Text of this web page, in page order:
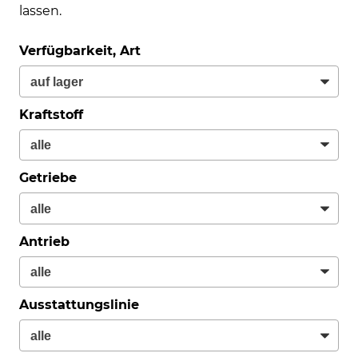
lassen.
Verfügbarkeit, Art
Kraftstoff
Getriebe
Antrieb
Ausstattungslinie